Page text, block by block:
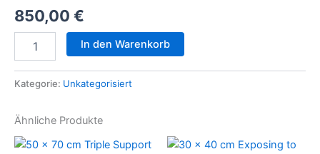
850,00 €
Menge
In den Warenkorb
Kategorie: Unkategorisiert
Ähnliche Produkte